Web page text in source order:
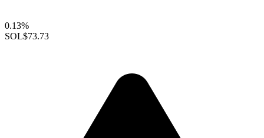
0.13%
SOL$73.73